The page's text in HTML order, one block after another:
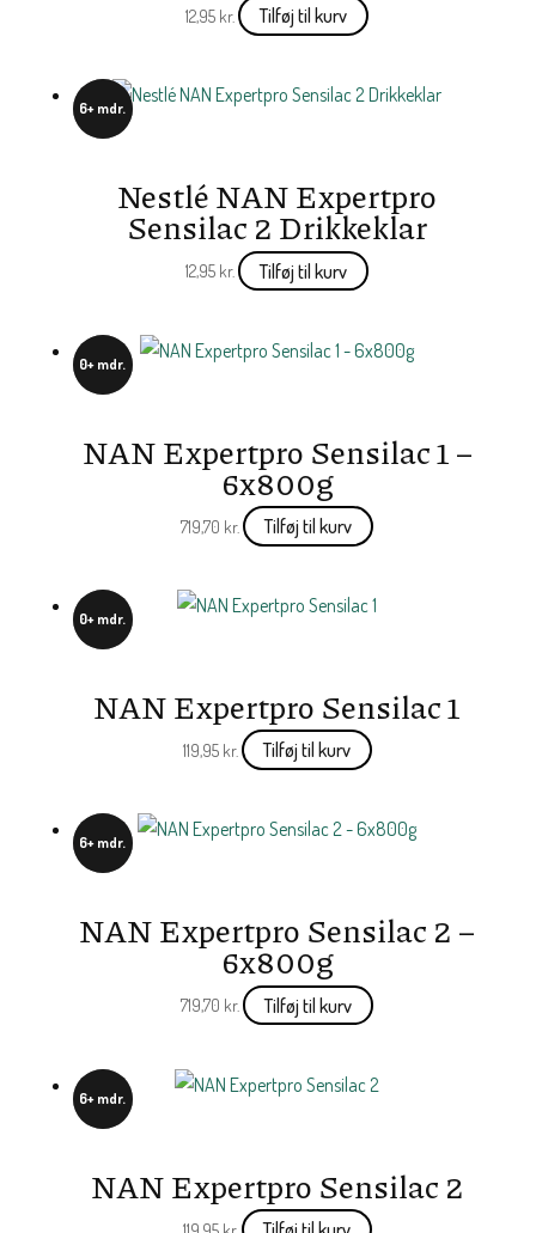
12,95 kr. Tilføj til kurv
6+ mdr.
Nestlé NAN Expertpro
Sensilac 2 Drikkeklar
12,95 kr. Tilføj til kurv
0+ mdr.
NAN Expertpro Sensilac 1 –
6x800g
719,70 kr. Tilføj til kurv
0+ mdr.
NAN Expertpro Sensilac 1
119,95 kr. Tilføj til kurv
6+ mdr.
NAN Expertpro Sensilac 2 –
6x800g
719,70 kr. Tilføj til kurv
6+ mdr.
NAN Expertpro Sensilac 2